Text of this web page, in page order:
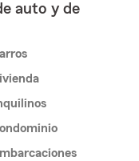
auto y de